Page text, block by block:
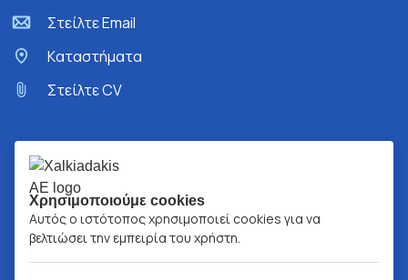
Στείλτε Email
Kαταστήματα
Στείλτε CV
Χρησιμοποιούμε cookies
Αυτός ο ιστότοπος χρησιμοποιεί cookies για να
βελτιώσει την εμπειρία του χρήστη.